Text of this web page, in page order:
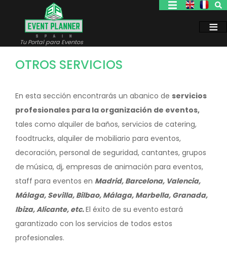
contenido
Tu Portal para Eventos
OTROS SERVICIOS
En esta sección encontrarás un abanico de servicios
profesionales para la organización de eventos,
tales como alquiler de baños, servicios de catering,
foodtrucks, alquiler de mobiliario para eventos,
decoración, personal de seguridad, cantantes, grupos
de música, dj, empresas de animación para eventos,
staff para eventos en Madrid, Barcelona, Valencia,
Málaga, Sevilla, Bilbao, Málaga, Marbella, Granada,
Ibiza, Alicante, etc.El éxito de su evento estará
garantizado con los servicios de todos estos
profesionales.